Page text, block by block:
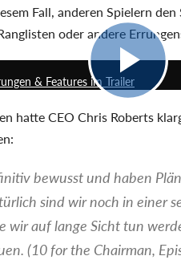
Fall, anderen Spielern
oder andere
& Features im Trailer
hatte CEO Chris Roberts
bewusst und haben
sind wir noch in einer
wir auf lange Sicht tun
(10 for the Chairman,